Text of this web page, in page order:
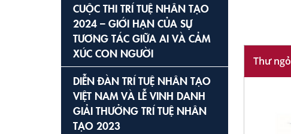
Thư ngỏ
CUỘC THI TRÍ TUỆ NHÂN TẠO
2024 – GIỚI HẠN CỦA SỰ
TƯƠNG TÁC GIỮA AI VÀ CẢM
XÚC CON NGƯỜI
DIỄN ĐÀN TRÍ TUỆ NHÂN TẠO
VIỆT NAM VÀ LỄ VINH DANH
GIẢI THƯỞNG TRÍ TUỆ NHÂN
TẠO 2023